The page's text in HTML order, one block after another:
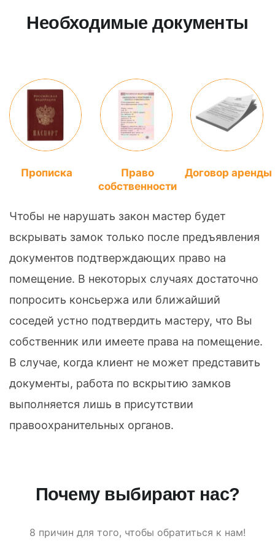
Необходимые документы
Прописка
Право
собственности
Договор аренды
Чтобы не нарушать закон мастер будет
вскрывать замок только после предъявления
документов подтверждающих право на
помещение. В некоторых случаях достаточно
попросить консьержа или ближайший
соседей устно подтвердить мастеру, что Вы
собственник или имеете права на помещение.
В случае, когда клиент не может представить
документы, работа по вскрытию замков
выполняется лишь в присутствии
правоохранительных органов.
Почему выбирают нас?
8 причин для того, чтобы обратиться к нам!